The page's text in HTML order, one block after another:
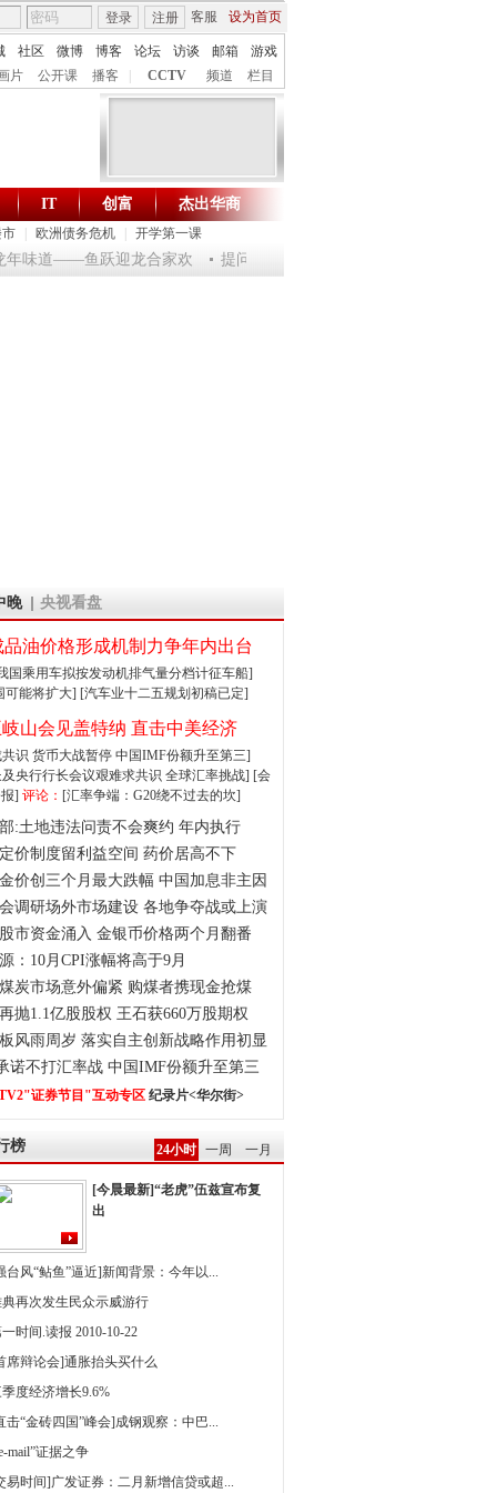
客服 设为首页
登录 注册
社区 微博 博客 论坛 访谈 邮箱
游戏
片 公开课 播客 CCTV 频道 栏目
财智生活 一键通达
市 欧洲债务危机 开学第一课
IT 创富 杰出华商
味道——鱼跃迎龙合家欢 提问2012：机遇与悬念共存
晚 央视看盘
品油价格形成机制力争年内出台
国乘用车拟按发动机排气量分档计征车船]
可能将扩大] [汽车业十二五规划初稿已定]
岐山会见盖特纳 直击中美经济
共识 货币大战暂停 中国IMF份额升至第三]
及央行行长会议艰难求共识 全球汇率挑战] [会
] 评论： [汇率争端：G20绕不过去的坎]
:土地违法问责不会爽约 年内执行
价制度留利益空间 药价居高不下
价创三个月最大跌幅 中国加息非主因
调研场外市场建设 各地争夺战或上演
市资金涌入 金银币价格两个月翻番
：10月CPI涨幅将高于9月
炭市场意外偏紧 购煤者携现金抢煤
抛1.1亿股股权 王石获660万股期权
风雨周岁 落实自主创新战略作用初显
诺不打汇率战 中国IMF份额升至第三
证券节目"互动专区 纪录片<华尔街>
榜 24小时 一周 一月
[今晨最新]“老虎”伍兹宣布复
出
台风“鲇鱼”逼近]新闻背景：今年以...
再次发生民众示威游行
时间.读报 2010-10-22
席辩论会]通胀抬头买什么
度经济增长9.6%
击“金砖四国”峰会]成钢观察：中巴...
mail”证据之争
易时间]广发证券：二月新增信贷或超...